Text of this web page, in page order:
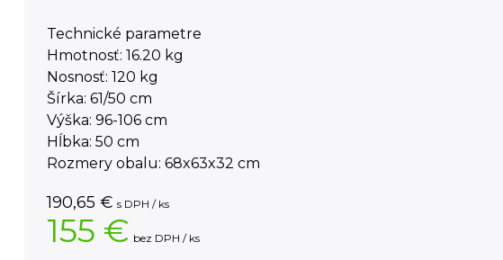
Technické parametre
Hmotnosť: 16.20 kg
Nosnosť: 120 kg
Šírka: 61/50 cm
Výška: 96-106 cm
Hĺbka: 50 cm
Rozmery obalu: 68x63x32 cm
190,65 € s DPH / ks
155 € bez DPH / ks